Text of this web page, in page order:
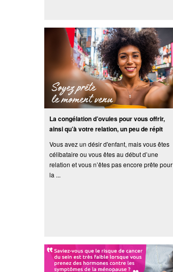
La congélation d’ovules pour vous offrir,
ainsi qu’à votre relation, un peu de répit
Vous avez un désir d'enfant, mais vous êtes
célibataire ou vous êtes au début d’une
relation et vous n’êtes pas encore prête pour
la ...